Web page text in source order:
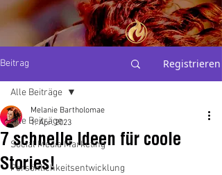
THE
PERSONAL
BRAND
Beitrag Registrieren
Alle Beiträge
Social Media Marketing
Persönlichkeitsentwicklung
Alle Beiträge
7 schnelle Ideen für coole
Stories!
Melanie Bartholomae
1. Apr. 2023